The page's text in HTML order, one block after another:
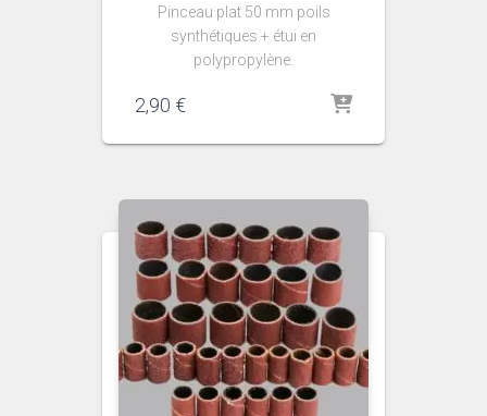
Pinceau plat 50 mm poils
synthétiques + étui en
polypropylène.
2,90 €